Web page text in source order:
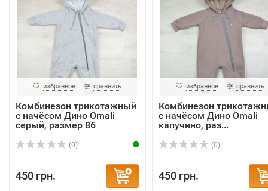
избранное сравнить
Комбинезон трикотажный
с начёсом Дино Omali
серый, размер 86
(0)
450 грн.
избранное сравнить
Комбинезон
с начёсом Дино Omali
капучино, раз...
(0)
450 грн.